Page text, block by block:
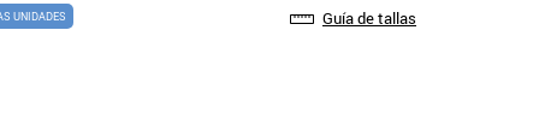
UNIDADES Guía de tallas